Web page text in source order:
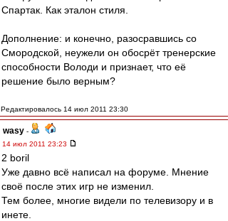
Спартак. Как эталон стиля.
Дополнение: и конечно, разосравшись со
Смородской, неужели он обосрёт тренерские
способности Володи и признает, что её
решение было верным?
Редактировалось 14 июл 2011 23:30
wasy -
14 июл 2011 23:23
2 boril
Уже давно всё написал на форуме. Мнение
своё после этих игр не изменил.
Тем более, многие видели по телевизору и в
инете.